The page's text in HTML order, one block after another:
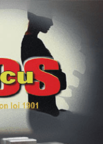
dont l'objet est le
parler, se confier,
une situation